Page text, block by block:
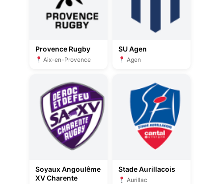
Provence Rugby
Aix-en-Provence
SU Agen
Agen
Soyaux Angoulême
XV Charente
Stade Aurillacois
Aurillac